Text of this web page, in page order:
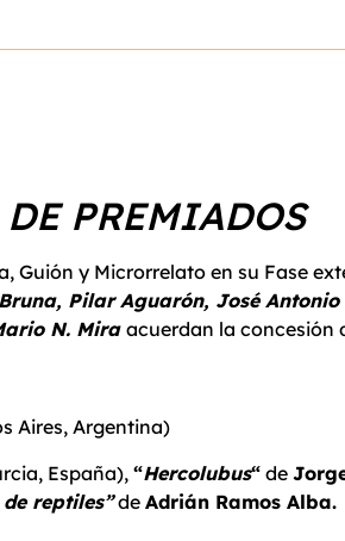
DE PREMIADOS
Guión y Microrrelato en su Fase
Pilar Aguarón, José
N. Mira acuerdan la concesión
Aires, Argentina)
España), “Hercolubus“ de
de reptiles”de Adrián Ramos Alba.